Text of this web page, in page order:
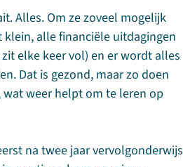
Alles. Om ze zoveel mogelijk
alle financiële uitdagingen
elke keer vol) en er wordt alles
Dat is gezond, maar zo doen
weer helpt om te leren op
na twee jaar vervolgonderwijs